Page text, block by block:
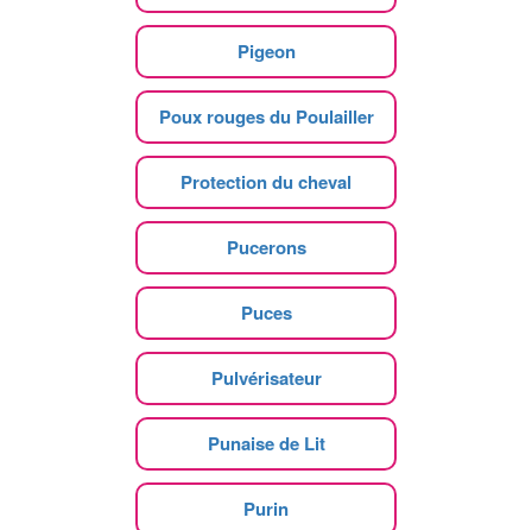
Pigeon
Poux rouges du Poulailler
Protection du cheval
Pucerons
Puces
Pulvérisateur
Punaise de Lit
Purin